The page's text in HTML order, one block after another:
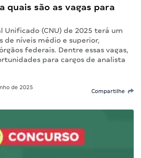
quais são as vagas para
Unificado (CNU) de 2025 terá um
de níveis médio e superior,
federais. Dentre essas vagas,
para cargos de analista
de 2025
Compartilhe